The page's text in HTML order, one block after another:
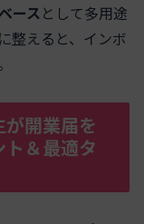
ースとして多用途
整えると、インボ
開業届を
＆最適タ